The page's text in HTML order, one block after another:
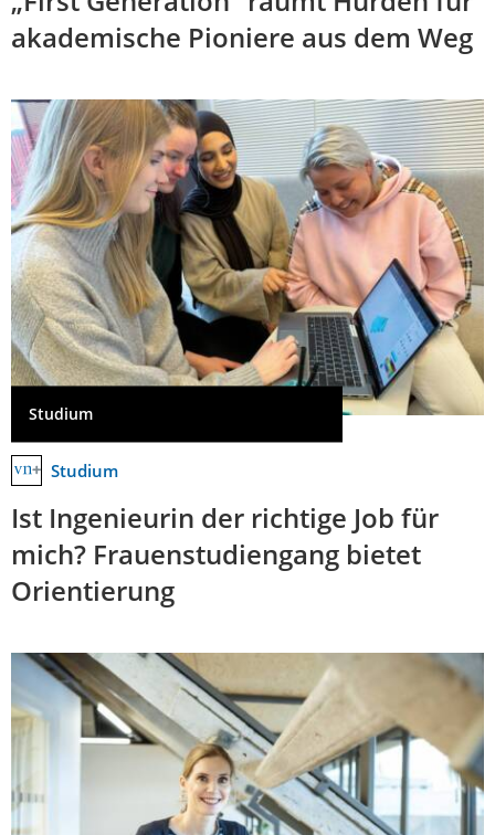
akademische Pioniere aus dem Weg
Studium
Studium
Ist Ingenieurin der richtige Job für
mich? Frauenstudiengang bietet
Orientierung